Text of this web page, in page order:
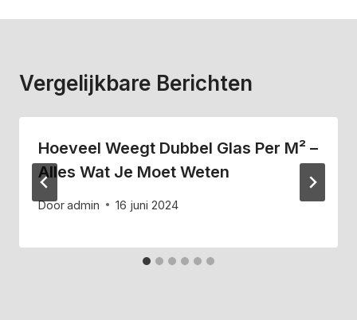
Vergelijkbare Berichten
Hoeveel Weegt Dubbel Glas Per M² –
Alles Wat Je Moet Weten
Dooradmin 16 juni 2024